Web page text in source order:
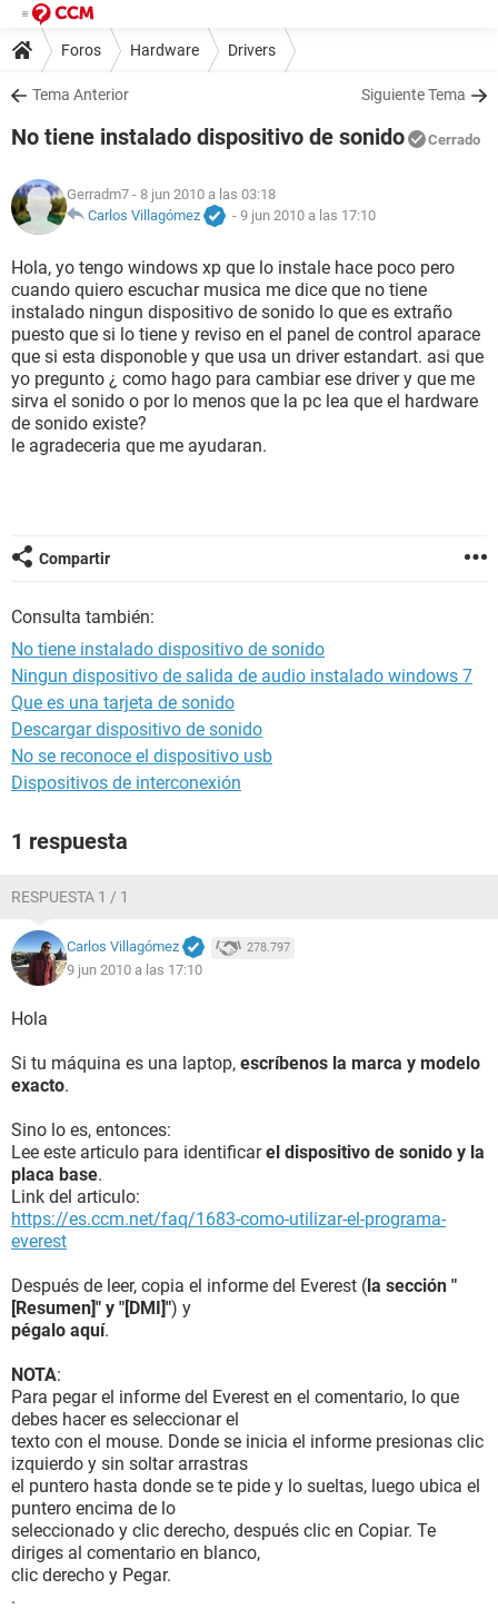
Foros Hardware Drivers
Tema Anterior Siguiente Tema
No tiene instalado dispositivo de sonido Cerrado
Gerradm7 - 8 jun 2010 a las 03:18
Carlos Villagómez
- 9 jun 2010 a las 17:10
Hola, yo tengo windows xp que lo instale hace poco pero
cuando quiero escuchar musica me dice que no tiene
instalado ningun dispositivo de sonido lo que es extraño
puesto que si lo tiene y reviso en el panel de control aparace
que si esta disponoble y que usa un driver estandart. asi que
yo pregunto ¿ como hago para cambiar ese driver y que me
sirva el sonido o por lo menos que la pc lea que el hardware
de sonido existe?
le agradeceria que me ayudaran.
Compartir
Consulta también:
No tiene instalado dispositivo de sonido
Ningun dispositivo de salida de audio instalado windows 7
Que es una tarjeta de sonido
Descargar dispositivo de sonido
No se reconoce el dispositivo usb
Dispositivos de interconexión
1 respuesta
RESPUESTA 1 / 1
Carlos Villagómez 278.797
9 jun 2010 a las 17:10
Hola
Si tu máquina es una laptop, escríbenos la marca y modelo
exacto.
Sino lo es, entonces:
Lee este articulo para identificarel dispositivo de sonido y la
placa base.
Link del articulo:
https://es.ccm.net/faq/1683-como-utilizar-el-programa-
everest
Después de leer, copia el informe del Everest (la sección "
[Resumen]" y "[DMI]") y
pégalo aquí.
NOTA:
Para pegar el informe del Everest en el comentario, lo que
debes hacer es seleccionar el
texto con el mouse. Donde se inicia el informe presionas clic
izquierdo y sin soltar arrastras
el puntero hasta donde se te pide y lo sueltas, luego ubica el
puntero encima de lo
seleccionado y clic derecho, después clic en Copiar. Te
diriges al comentario en blanco,
clic derecho y Pegar.
.